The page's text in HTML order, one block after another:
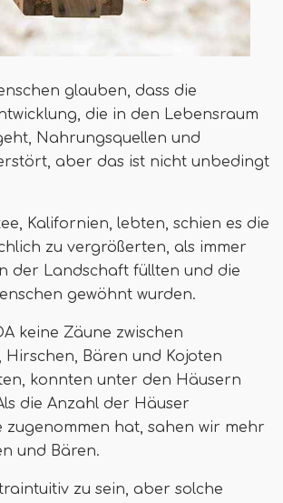
glauben, dass die
die in den Lebensraum
Nahrungsquellen und
aber das ist nicht unbedingt
Kalifornien, lebten, schien es die
zu vergrößerten, als immer
der Landschaft füllten und die
gewöhnt wurden.
keine Zäune zwischen
Hirschen, Bären und Kojoten
konnten unter den Häusern
die Anzahl der Häuser
zugenommen hat, sahen wir mehr
und Bären.
zu sein, aber solche